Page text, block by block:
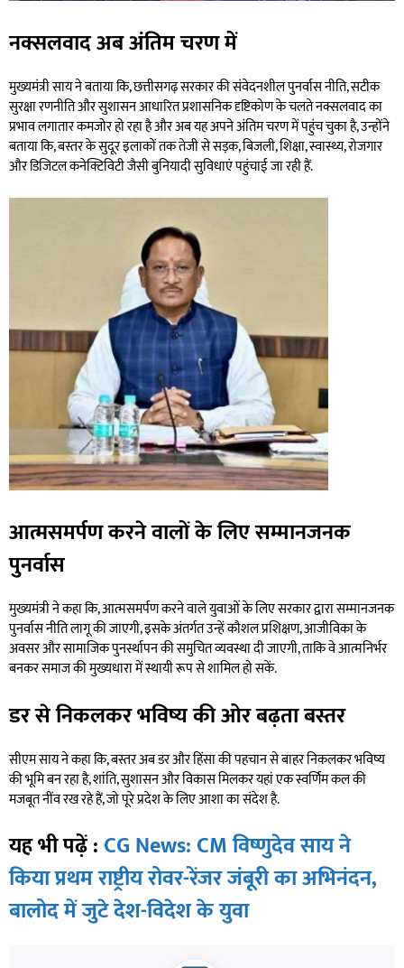
नक्सलवाद अब अंतिम चरण में
मुख्यमंत्री साय ने बताया कि, छत्तीसगढ़ सरकार की संवेदनशील पुनर्वास नीति, सटीक
सुरक्षा रणनीति और सुशासन आधारित प्रशासनिक दृष्टिकोण के चलते नक्सलवाद का
प्रभाव लगातार कमजोर हो रहा है और अब यह अपने अंतिम चरण में पहुंच चुका है, उन्होंने
बताया कि, बस्तर के सुदूर इलाकों तक तेजी से सड़क, बिजली, शिक्षा, स्वास्थ्य, रोजगार
और डिजिटल कनेक्टिविटी जैसी बुनियादी सुविधाएं पहुंचाई जा रही हैं.
आत्मसमर्पण करने वालों के लिए सम्मानजनक
पुनर्वास
मुख्यमंत्री ने कहा कि, आत्मसमर्पण करने वाले युवाओं के लिए सरकार द्वारा सम्मानजनक
पुनर्वास नीति लागू की जाएगी, इसके अंतर्गत उन्हें कौशल प्रशिक्षण, आजीविका के
अवसर और सामाजिक पुनर्स्थापन की समुचित व्यवस्था दी जाएगी, ताकि वे आत्मनिर्भर
बनकर समाज की मुख्यधारा में स्थायी रूप से शामिल हो सकें.
डर से निकलकर भविष्य की ओर बढ़ता बस्तर
सीएम साय ने कहा कि, बस्तर अब डर और हिंसा की पहचान से बाहर निकलकर भविष्य
की भूमि बन रहा है, शांति, सुशासन और विकास मिलकर यहां एक स्वर्णिम कल की
मजबूत नींव रख रहे हैं, जो पूरे प्रदेश के लिए आशा का संदेश है.
यह भी पढ़ें : CG News: CM विष्णुदेव साय ने
किया प्रथम राष्ट्रीय रोवर-रेंजर जंबूरी का अभिनंदन,
बालोद में जुटे देश-विदेश के युवा